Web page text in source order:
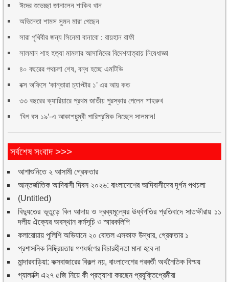
ঈদের শুভেচ্ছা জানালেন শাকিব খান
অভিনেতা শামস সুমন মারা গেছেন
সারা পৃথিবীর জন্য সিনেমা বানাবো : রায়হান রাফী
সালমান শাহ হত্যা মামলার আসামিদের বিদেশযাত্রায় নিষেধাজ্ঞা
৪০ বছরের পথচলা শেষ, বন্ধ হচ্ছে এমটিভি
বক্স অফিসে ‘কান্তারা চ্যাপ্টার ১’ এর আয় কত
৩৩ বছরের ক্যারিয়ারে প্রথম জাতীয় পুরস্কার পেলেন শাহরুখ
‘বিগ বস ১৯’-এ আকাশচুম্বী পারিশ্রমিক নিচ্ছেন সালমান!
সর্বশেষ সংবাদ >>>
আশাশুনিতে ২ আসামী গ্রেফতার
আন্তর্জাতিক আদিবাসী দিবস ২০২৬: বাংলাদেশের আদিবাসীদের দূর্গম পথচলা
(Untitled)
বিদ্যুতের ভূতুড়ে বিল আদায় ও দ্রব্যমূল্যের ঊর্ধ্বগতির প্রতিবাদে সাতক্ষীরায় ১১
দলীয় ঐক্যের অবস্থান কর্মসূচি ও স্মারকলিপি
কলারোয়ায় পুলিশি অভিযানে ২০ বোতল এসকাফ উদ্ধার, গ্রেফতার ১
প্রশাসনিক নিষ্ক্রিয়তায় গণধর্ষণের বিচারহীনতা মানা হবে না
মান্দারবাড়িয়া: কক্সবাজারের বিকল্প নয়, বাংলাদেশের পরবর্তী অর্থনৈতিক বিস্ময়
গ্যালাক্সি এ২৭ ৫জি নিয়ে কী প্রত্যাশা করছেন প্রযুক্তিপ্রেমীরা